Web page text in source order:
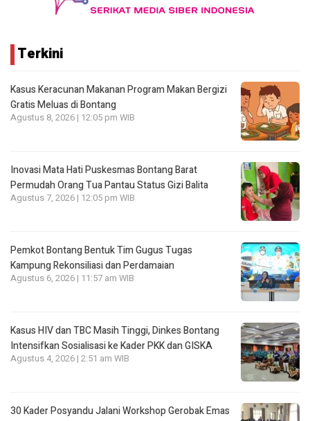
Terkini
Kasus Keracunan Makanan Program Makan Bergizi
Gratis Meluas di Bontang
Agustus 8, 2026 | 12:05 pm WIB
Inovasi Mata Hati Puskesmas Bontang Barat
Permudah Orang Tua Pantau Status Gizi Balita
Agustus 7, 2026 | 12:05 pm WIB
Pemkot Bontang Bentuk Tim Gugus Tugas
Kampung Rekonsiliasi dan Perdamaian
Agustus 6, 2026 | 11:57 am WIB
Kasus HIV dan TBC Masih Tinggi, Dinkes Bontang
Intensifkan Sosialisasi ke Kader PKK dan GISKA
Agustus 4, 2026 | 2:51 am WIB
30 Kader Posyandu Jalani Workshop Gerobak Emas